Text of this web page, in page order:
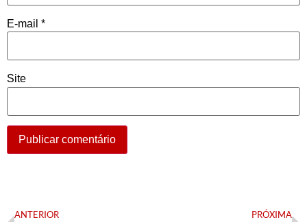
E-mail *
Site
ANTERIOR PRÓXIMA